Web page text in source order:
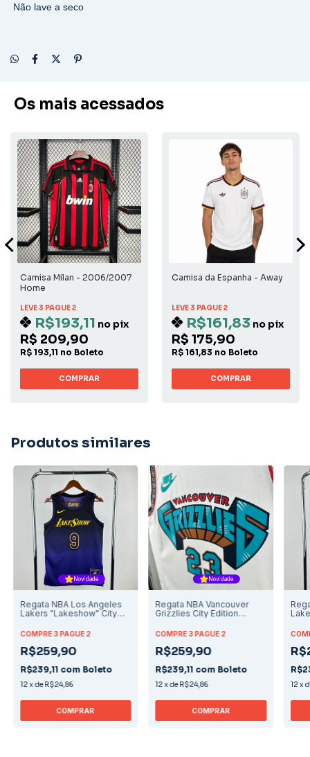
Não lave a seco
Os mais acessados
Camisa Milan - 2006/2007
Home
LEVE 3 PAGUE 2
R$193,11 no pix
R$ 209,90
R$ 193,11 no Boleto
COMPRAR
Camisa da Espanha - Away
LEVE 3 PAGUE 2
R$161,83 no pix
R$ 175,90
R$ 161,83 no Boleto
COMPRAR
Produtos similares
Novidade
Regata NBA Los Angeles
Lakers "Lakeshow" City
JR
COMPRE 3 PAGUE 2
R$259,90
R$239,11 com Boleto
12xde R$24,86
COMPRAR
Novidade
Regata NBA Vancouver
Grizzlies City Edition
COMPRE 3 PAGUE 2
R$259,90
R$239,11 com Boleto
12xde R$24,86
COMPRAR
12 x